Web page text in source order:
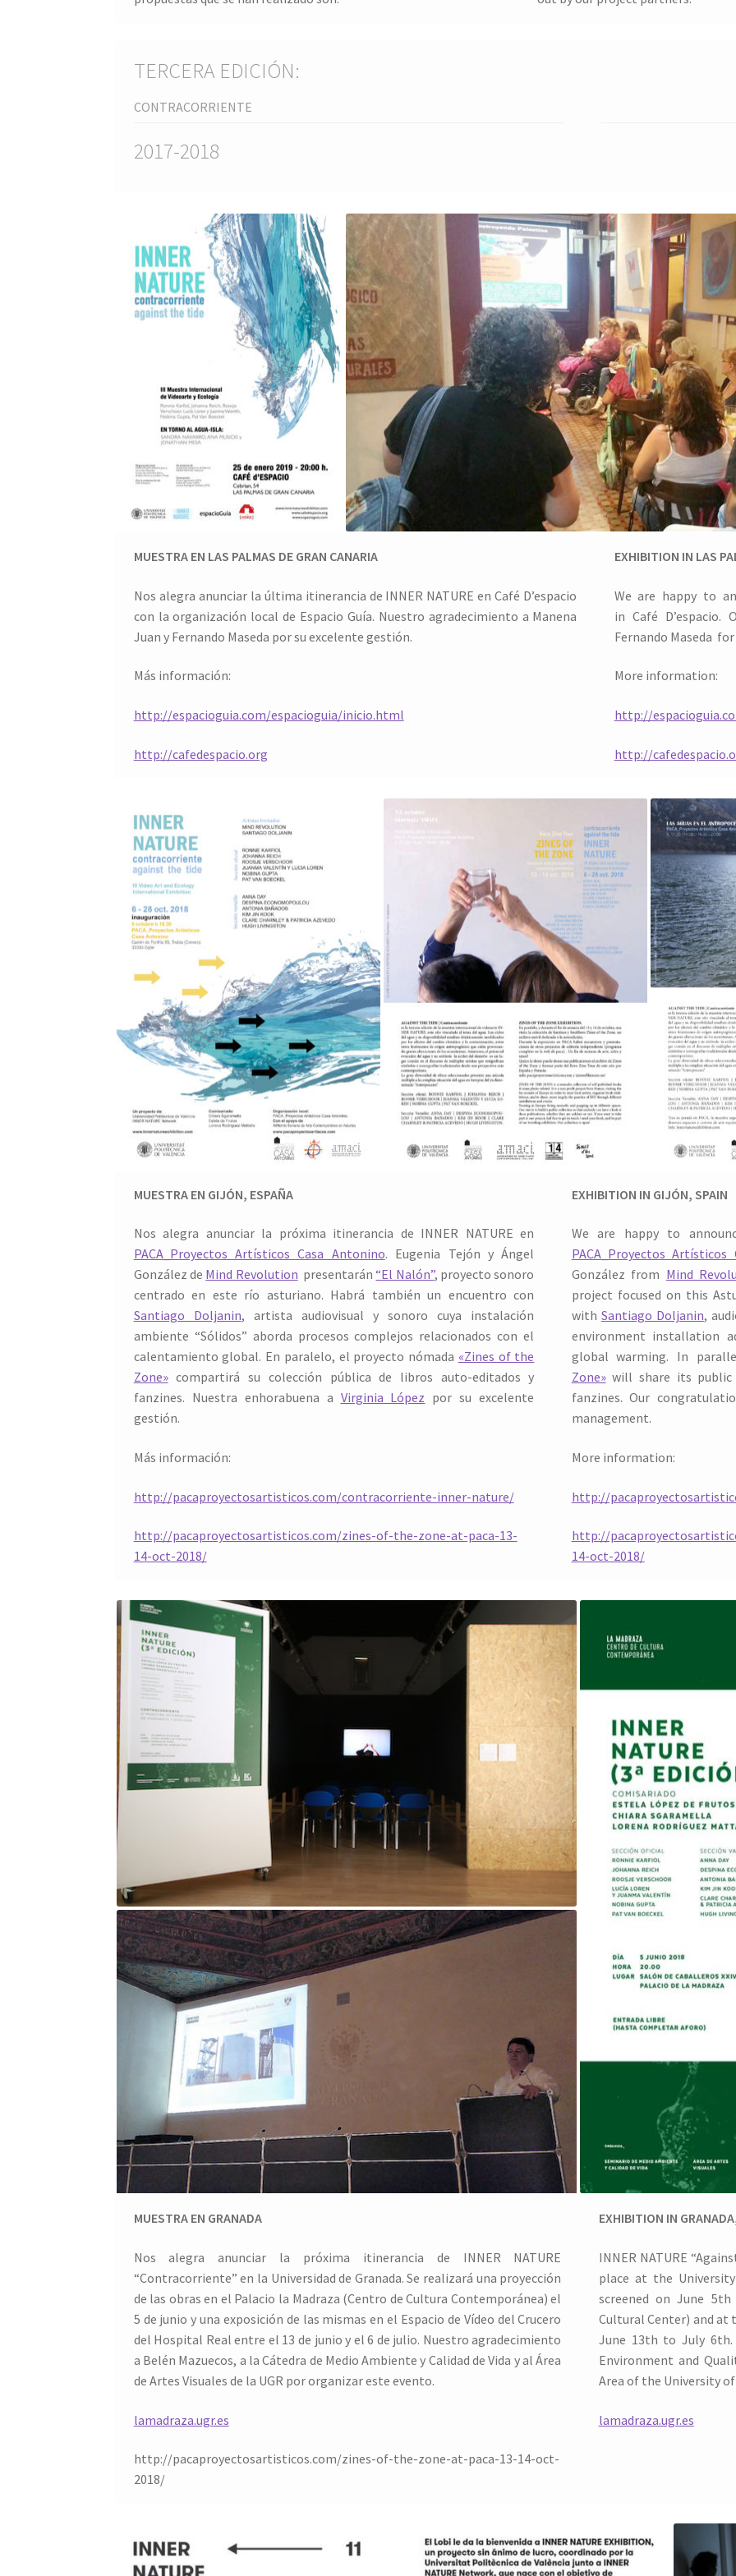
TERCERA EDICIÓN:
CONTRACORRIENTE
2017-2018
MUESTRA EN LAS PALMAS DE GRAN CANARIA
Nos alegra anunciar la última itinerancia de INNER NATURE en Café D’espacio
con la organización local de Espacio Guía. Nuestro agradecimiento a Manena
Juan y Fernando Maseda por su excelente gestión.
Más información:
http://espacioguia.com/espacioguia/inicio.html
http://cafedespacio.org
EXHIBITION IN LAS
We are happy to
in Café D’espacio.
Fernando Maseda
More information:
http://
http://
MUESTRA EN GIJÓN, ESPAÑA
Nos alegra anunciar la próxima itinerancia de INNER NATURE en
PACA_Proyectos Artísticos Casa Antonino. Eugenia Tejón y Ángel
González de Mind Revolution presentarán“El Nalón”, proyecto sonoro
centrado en este río asturiano. Habrá también un encuentro con
Santiago Doljanin, artista audiovisual y sonoro cuya instalación
ambiente “Sólidos” aborda procesos complejos relacionados con el
calentamiento global. En paralelo, el proyecto nómada «Zines of the
Zone»compartirá su colección pública de libros auto-editados y
fanzines. Nuestra enhorabuena a Virginia López por su excelente
gestión.
Más información:
http://pacaproyectosartisticos.com/contracorriente-inner-nature/
http://pacaproyectosartisticos.com/zines-of-the-zone-at-paca-13-
14-oct-2018/
EXHIBITION IN GIJÓN, SPAIN
We are happy to
PACA_Proyectos Artísticos
González from Mind
project focused on this
with Santiago Doljanin,
environment installation
global warming. In
Zone»will share its public
fanzines. Our
management.
More information:
http://
http://
14-oct-2018/
MUESTRA EN GRANADA
Nos alegra anunciar la próxima itinerancia de INNER NATURE
“Contracorriente” en la Universidad de Granada. Se realizará una proyección
de las obras en el Palacio la Madraza (Centro de Cultura Contemporánea) el
5 de junio y una exposición de las mismas en el Espacio de Vídeo del Crucero
del Hospital Real entre el 13 de junio y el 6 de julio. Nuestro agradecimiento
a Belén Mazuecos, a la Cátedra de Medio Ambiente y Calidad de Vida y al Área
de Artes Visuales de la UGR por organizar este evento.
lamadraza.ugr.es
http://pacaproyectosartisticos.com/zines-of-the-zone-at-paca-13-14-oct-
2018/
EXHIBITION IN
INNER NATURE
place at the
screened on June
Cultural Center) and at
June 13th to July
Environment and
Area of the University
lamadraza.ugr.es